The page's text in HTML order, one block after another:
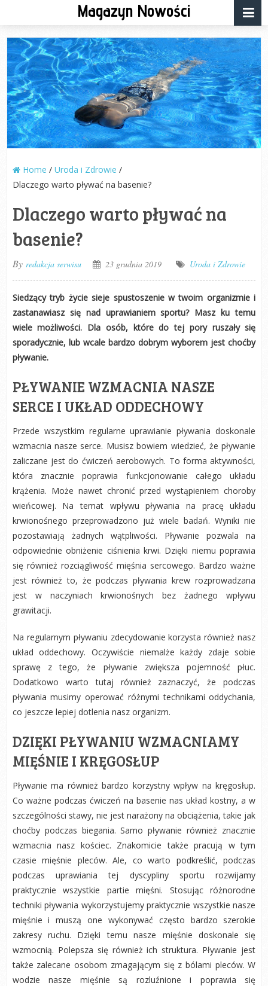
Magazyn Nowości
Home / Uroda i Zdrowie /
Dlaczego warto pływać na basenie?
Dlaczego warto pływać na
basenie?
By redakcja serwisu 23 grudnia 2019 Uroda i Zdrowie
Siedzący tryb życie sieje spustoszenie w twoim organizmie i
zastanawiasz się nad uprawianiem sportu? Masz ku temu
wiele możliwości. Dla osób, które do tej pory ruszały się
sporadycznie, lub wcale bardzo dobrym wyborem jest choćby
pływanie.
PŁYWANIE WZMACNIA NASZE
SERCE I UKŁAD ODDECHOWY
Przede wszystkim regularne uprawianie pływania doskonale
wzmacnia nasze serce. Musisz bowiem wiedzieć, że pływanie
zaliczane jest do ćwiczeń aerobowych. To forma aktywności,
która znacznie poprawia funkcjonowanie całego układu
krążenia. Może nawet chronić przed wystąpieniem choroby
wieńcowej. Na temat wpływu pływania na pracę układu
krwionośnego przeprowadzono już wiele badań. Wyniki nie
pozostawiają żadnych wątpliwości. Pływanie pozwala na
odpowiednie obniżenie ciśnienia krwi. Dzięki niemu poprawia
się również rozciągliwość mięśnia sercowego. Bardzo ważne
jest również to, że podczas pływania krew rozprowadzana
jest w naczyniach krwionośnych bez żadnego wpływu
grawitacji.
Na regularnym pływaniu zdecydowanie korzysta również nasz
układ oddechowy. Oczywiście niemalże każdy zdaje sobie
sprawę z tego, że pływanie zwiększa pojemność płuc.
Dodatkowo warto tutaj również zaznaczyć, że podczas
pływania musimy operować różnymi technikami oddychania,
co jeszcze lepiej dotlenia nasz organizm.
DZIĘKI PŁYWANIU WZMACNIAMY
MIĘŚNIE I KRĘGOSŁUP
Pływanie ma również bardzo korzystny wpływ na kręgosłup.
Co ważne podczas ćwiczeń na basenie nas układ kostny, a w
szczególności stawy, nie jest narażony na obciążenia, takie jak
choćby podczas biegania. Samo pływanie również znacznie
wzmacnia nasz kościec. Znakomicie także pracują w tym
czasie mięśnie pleców. Ale, co warto podkreślić, podczas
podczas uprawiania tej dyscypliny sportu rozwijamy
praktycznie wszystkie partie mięśni. Stosując różnorodne
techniki pływania wykorzystujemy praktycznie wszystkie nasze
mięśnie i muszą one wykonywać często bardzo szerokie
zakresy ruchu. Dzięki temu nasze mięśnie doskonale się
wzmocnią. Polepsza się również ich struktura. Pływanie jest
także zalecane osobom zmagającym się z bólami pleców. W
wodzie nasze mięśnie są rozluźnione i poprawia się